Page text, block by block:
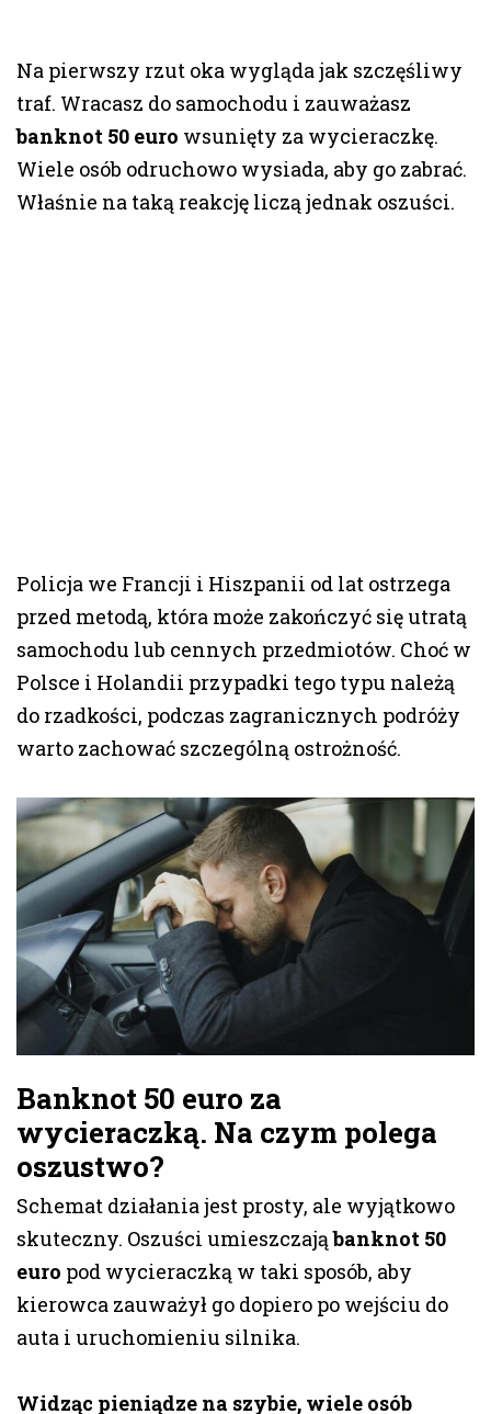
Na pierwszy rzut oka wygląda jak szczęśliwy
traf. Wracasz do samochodu i zauważasz
banknot 50 euro wsunięty za wycieraczkę.
Wiele osób odruchowo wysiada, aby go zabrać.
Właśnie na taką reakcję liczą jednak oszuści.
Policja we Francji i Hiszpanii od lat ostrzega
przed metodą, która może zakończyć się utratą
samochodu lub cennych przedmiotów. Choć w
Polsce i Holandii przypadki tego typu należą
do rzadkości, podczas zagranicznych podróży
warto zachować szczególną ostrożność.
Banknot 50 euro za
wycieraczką. Na czym polega
oszustwo?
Schemat działania jest prosty, ale wyjątkowo
skuteczny. Oszuści umieszczająbanknot 50
euro pod wycieraczką w taki sposób, aby
kierowca zauważył go dopiero po wejściu do
auta i uruchomieniu silnika.
Widząc pieniądze na szybie, wiele osób